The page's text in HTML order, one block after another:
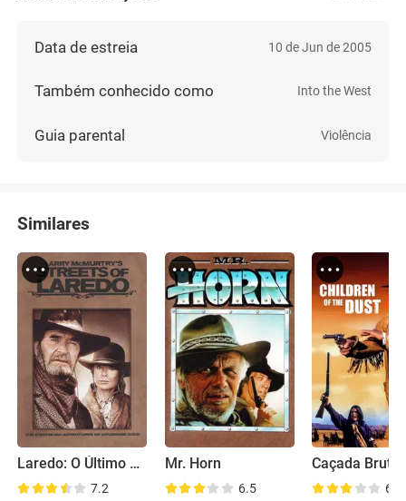
Data de estreia 10 de Jun de 2005
Também conhecido como Into the West
Guia parental Violência
Similares
Laredo: O Último Desafio
7.2
Mr. Horn
6.5
Caçada Brutal
6.7